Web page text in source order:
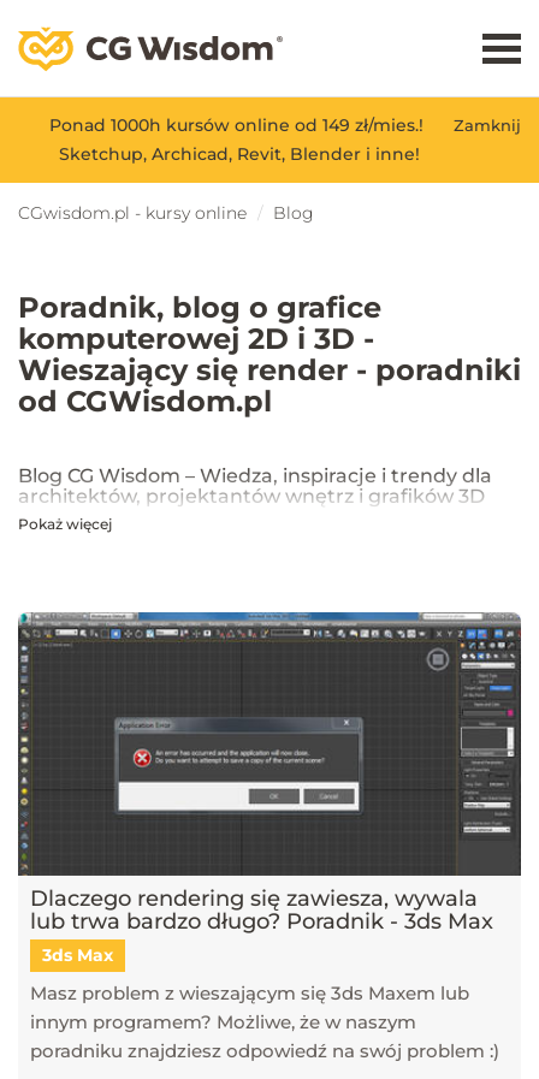
Zamknij
Ponad 1000h kursów online od 149 zł/mies.!
Sketchup, Archicad, Revit, Blender i inne!
CGwisdom.pl - kursy online Blog
Poradnik, blog o grafice
komputerowej 2D i 3D -
Wieszający się render - poradniki
od CGWisdom.pl
Blog CG Wisdom – Wiedza, inspiracje i trendy dla
architektów, projektantów wnętrz i grafików 3D
Na blogu CG Wisdom znajdziesz praktyczne porady, inspiracje oraz
które pomagają tworzyć profesjonalne i fotorealistyczne wizualizacje.
Dowiesz się również, jak sztuczna inteligencja zmienia pracę
projektantów, jakie są najlepsze praktyki w renderingu oraz jak
optymalizować proces projektowy. Śledź nasz blog, aby pozostać na
bieżąco z technologią i rozwijać swoje umiejętności w projektowaniu
przestrzeni i wizualizacji 3D!
Pokaż więcej
Dlaczego rendering się zawiesza, wywala
lub trwa bardzo długo? Poradnik - 3ds Max
3ds Max
Masz problem z wieszającym się 3ds Maxem lub
innym programem? Możliwe, że w naszym
poradniku znajdziesz odpowiedź na swój problem :)